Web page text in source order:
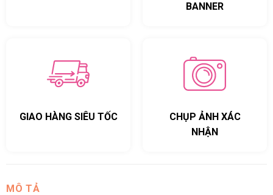
BANNER
GIAO HÀNG SIÊU TỐC
CHỤP ẢNH XÁC
NHẬN
MÔ TẢ